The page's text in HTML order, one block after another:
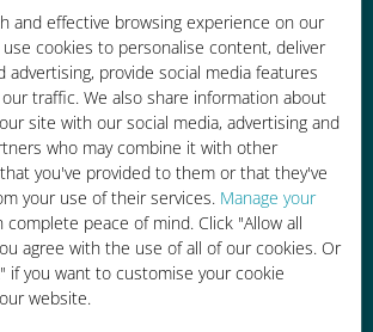
and effective browsing experience on our
cookies to personalise content, deliver
advertising, provide social media features
traffic. We also share information about
site with our social media, advertising and
who may combine it with other
you've provided to them or that they've
your use of their services. Manage your
complete peace of mind. Click "Allow all
agree with the use of all of our cookies. Or
if you want to customise your cookie
website.
Économique
90 % moins cher que les
d'itinérance avec votre
opérateur habituel
Recharge facile
via l'app Ubigi, même sans